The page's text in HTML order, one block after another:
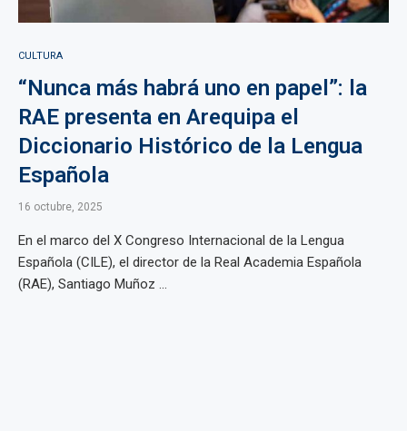
CULTURA
“Nunca más habrá uno en papel”: la
RAE presenta en Arequipa el
Diccionario Histórico de la Lengua
Española
16 octubre, 2025
En el marco del X Congreso Internacional de la Lengua
Española (CILE), el director de la Real Academia Española
(RAE), Santiago Muñoz ...